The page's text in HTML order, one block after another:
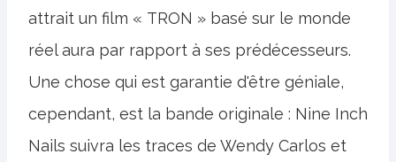
attrait un film « TRON » basé sur le monde
réel aura par rapport à ses prédécesseurs.
Une chose qui est garantie d'être géniale,
cependant, est la bande originale : Nine Inch
Nails suivra les traces de Wendy Carlos et